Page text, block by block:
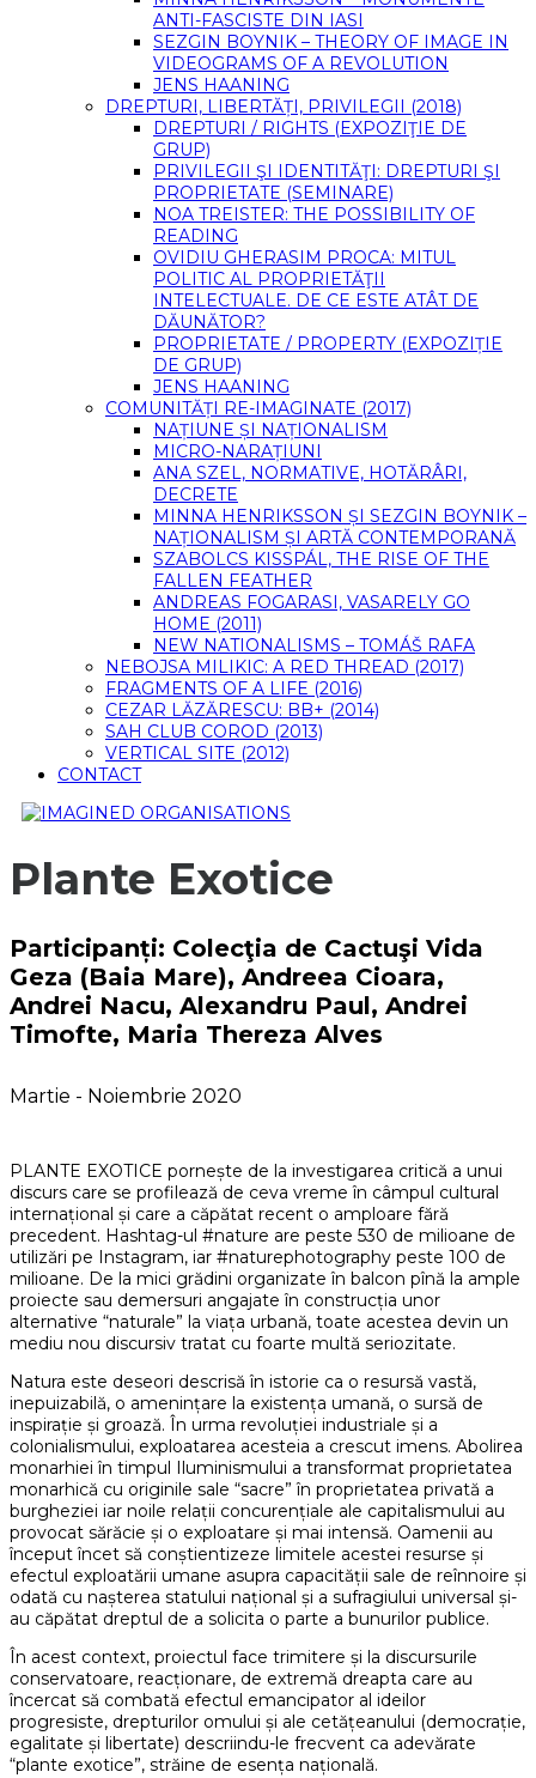
ANTI-FASCISTE DIN IASI
SEZGIN BOYNIK – THEORY OF IMAGE IN
VIDEOGRAMS OF A REVOLUTION
JENS HAANING
DREPTURI, LIBERTĂȚI, PRIVILEGII (2018)
DREPTURI / RIGHTS (EXPOZIŢIE DE
GRUP)
PRIVILEGII ŞI IDENTITĂŢI: DREPTURI ŞI
PROPRIETATE (SEMINARE)
NOA TREISTER: THE POSSIBILITY OF
READING
OVIDIU GHERASIM PROCA: MITUL
POLITIC AL PROPRIETĂŢII
INTELECTUALE. DE CE ESTE ATÂT DE
DĂUNĂTOR?
PROPRIETATE / PROPERTY (EXPOZIȚIE
DE GRUP)
JENS HAANING
COMUNITĂȚI RE-IMAGINATE (2017)
NAȚIUNE ȘI NAȚIONALISM
MICRO-NARAȚIUNI
ANA SZEL, NORMATIVE, HOTĂRÂRI,
DECRETE
MINNA HENRIKSSON ȘI SEZGIN BOYNIK –
NAȚIONALISM ȘI ARTĂ CONTEMPORANĂ
SZABOLCS KISSPÁL, THE RISE OF THE
FALLEN FEATHER
ANDREAS FOGARASI, VASARELY GO
HOME (2011)
NEW NATIONALISMS – TOMÁŠ RAFA
NEBOJSA MILIKIC: A RED THREAD (2017)
FRAGMENTS OF A LIFE (2016)
CEZAR LĂZĂRESCU: BB+ (2014)
SAH CLUB COROD (2013)
VERTICAL SITE (2012)
CONTACT
Plante Exotice
Participanți: Colecţia de Cactuşi Vida
Geza (Baia Mare), Andreea Cioara,
Andrei Nacu, Alexandru Paul, Andrei
Timofte, Maria Thereza Alves
Martie - Noiembrie 2020
PLANTE EXOTICE pornește de la investigarea critică a unui
discurs care se profilează de ceva vreme în câmpul cultural
internațional și care a căpătat recent o amploare fără
precedent. Hashtag-ul #nature are peste 530 de milioane de
utilizări pe Instagram, iar #naturephotography peste 100 de
milioane. De la mici grădini organizate în balcon pînă la ample
proiecte sau demersuri angajate în construcția unor
alternative “naturale” la viața urbană, toate acestea devin un
mediu nou discursiv tratat cu foarte multă seriozitate.
Natura este deseori descrisă în istorie ca o resursă vastă,
inepuizabilă, o amenințare la existența umană, o sursă de
inspirație și groază. În urma revoluției industriale și a
colonialismului, exploatarea acesteia a crescut imens. Abolirea
monarhiei în timpul Iluminismului a transformat proprietatea
monarhică cu originile sale “sacre” în proprietatea privată a
burgheziei iar noile relații concurențiale ale capitalismului au
provocat sărăcie și o exploatare și mai intensă. Oamenii au
început încet să conștientizeze limitele acestei resurse și
efectul exploatării umane asupra capacității sale de reînnoire și
odată cu nașterea statului național și a sufragiului universal și-
au căpătat dreptul de a solicita o parte a bunurilor publice.
În acest context, proiectul face trimitere și la discursurile
conservatoare, reacționare, de extremă dreapta care au
încercat să combată efectul emancipator al ideilor
progresiste, drepturilor omului și ale cetățeanului (democrație,
egalitate și libertate) descriindu-le frecvent ca adevărate
“plante exotice”, străine de esența națională.